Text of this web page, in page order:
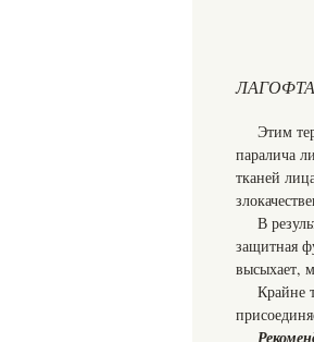
Этим
паралича
тканей
В
защитная
высыхает,
Крайне